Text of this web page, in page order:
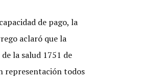
de pago, la
aclaró que la
la salud 1751 de
representación todos